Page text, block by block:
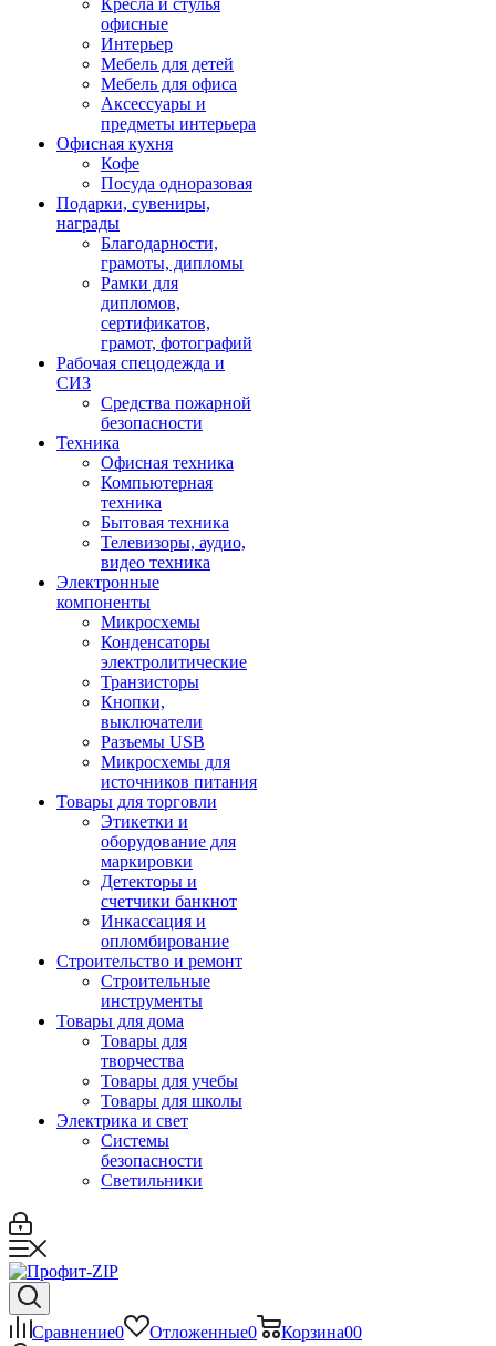
Кресла и стулья
офисные
Интерьер
Мебель для детей
Мебель для офиса
Аксессуары и
предметы интерьера
Офисная кухня
Кофе
Посуда одноразовая
Подарки, сувениры,
награды
Благодарности,
грамоты, дипломы
Рамки для
дипломов,
сертификатов,
грамот, фотографий
Рабочая спецодежда и
СИЗ
Средства пожарной
безопасности
Техника
Офисная техника
Компьютерная
техника
Бытовая техника
Телевизоры, аудио,
видео техника
Электронные
компоненты
Микросхемы
Конденсаторы
электролитические
Транзисторы
Кнопки,
выключатели
Разъемы USB
Микросхемы для
источников питания
Товары для торговли
Этикетки и
оборудование для
маркировки
Детекторы и
счетчики банкнот
Инкассация и
опломбирование
Строительство и ремонт
Строительные
инструменты
Товары для дома
Товары для
творчества
Товары для учебы
Товары для школы
Электрика и свет
Системы
безопасности
Светильники
Сравнение0 Отложенные0 Корзина00